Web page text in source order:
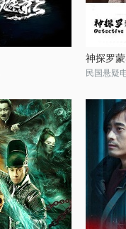
神探罗
民国悬疑